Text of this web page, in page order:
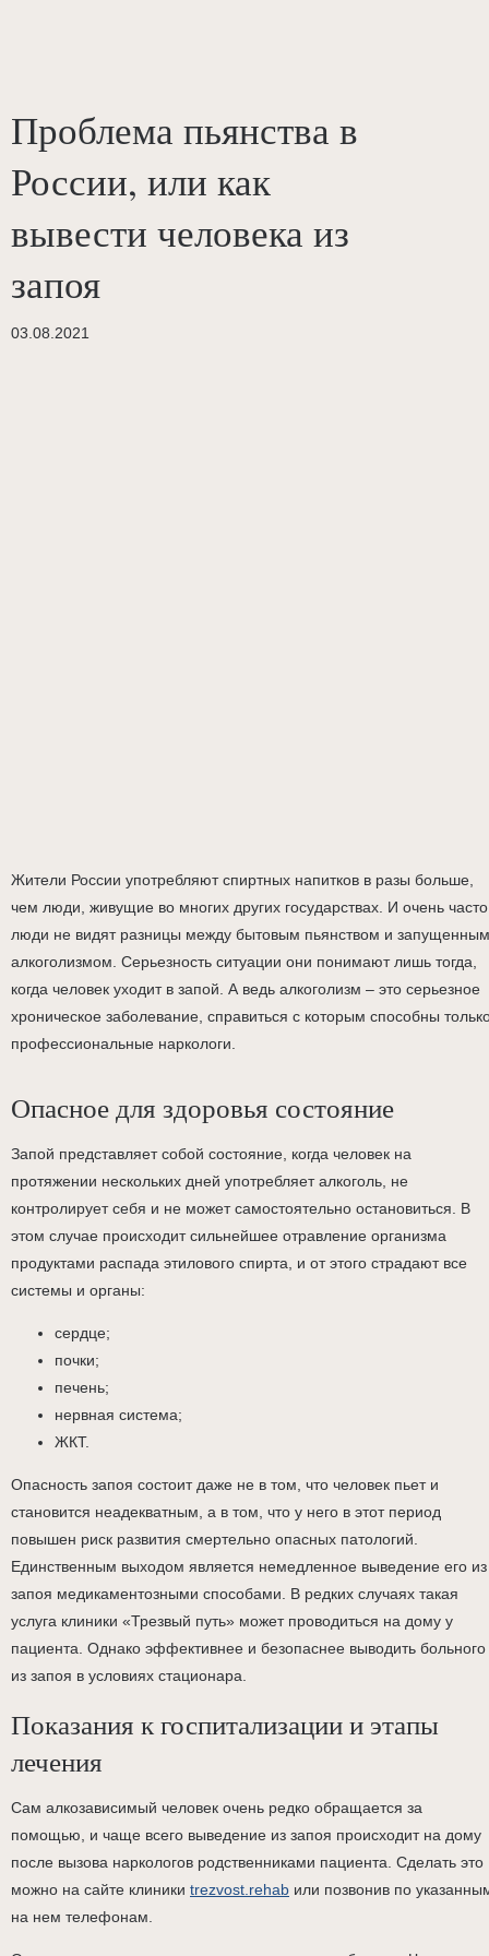
Проблема пьянства в
России, или как
вывести человека из
запоя
03.08.2021
Жители России употребляют спиртных напитков в разы больше,
чем люди, живущие во многих других государствах. И очень часто
люди не видят разницы между бытовым пьянством и запущенным
алкоголизмом. Серьезность ситуации они понимают лишь тогда,
когда человек уходит в запой. А ведь алкоголизм – это серьезное
хроническое заболевание, справиться с которым способны
профессиональные наркологи.
Опасное для здоровья состояние
Запой представляет собой состояние, когда человек на
протяжении нескольких дней употребляет алкоголь, не
контролирует себя и не может самостоятельно остановиться. В
этом случае происходит сильнейшее отравление организма
продуктами распада этилового спирта, и от этого страдают все
системы и органы:
сердце;
почки;
печень;
нервная система;
ЖКТ.
Опасность запоя состоит даже не в том, что человек пьет и
становится неадекватным, а в том, что у него в этот период
повышен риск развития смертельно опасных патологий.
Единственным выходом является немедленное выведение его из
запоя медикаментозными способами. В редких случаях такая
услуга клиники «Трезвый путь» может проводиться на дому у
пациента. Однако эффективнее и безопаснее выводить больного
из запоя в условиях стационара.
Показания к госпитализации и этапы
лечения
Сам алкозависимый человек очень редко обращается за
помощью, и чаще всего выведение из запоя происходит на дому
после вызова наркологов родственниками пациента. Сделать это
можно на сайте клиники trezvost.rehab или позвонив по
на нем телефонам.